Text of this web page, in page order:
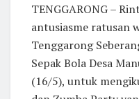
TENGGARONG –
antusiasme ratusan
Tenggarong
Sepak Bola Desa
(16/5), untuk